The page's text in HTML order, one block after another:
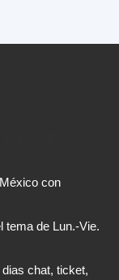
con
tema de Lun.-Vie.
chat, ticket,